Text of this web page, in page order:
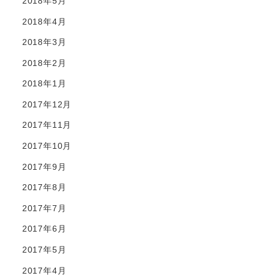
2018年4月
2018年3月
2018年2月
2018年1月
2017年12月
2017年11月
2017年10月
2017年9月
2017年8月
2017年7月
2017年6月
2017年5月
2017年4月